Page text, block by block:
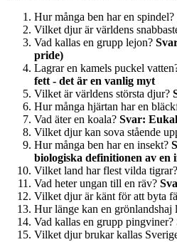
Hur många ben har en spindel?
Vilket djur är världens
Vad kallas en grupp lejon?
pride)
Lagrar en kamels puckel
fett - det är en vanlig myt
Vilket är världens största djur?
Hur många hjärtan har en
Vad äter en koala? Svar:
Vilket djur kan sova stående
Hur många ben har en insekt?
biologiska definitionen av en
Vilket land har flest vilda tigrar?
Vad heter ungan till en räv?
Vilket djur är känt för att byta
Hur länge kan en grönlandshaj
Vad kallas en grupp pingviner?
Vilket djur brukar kallas